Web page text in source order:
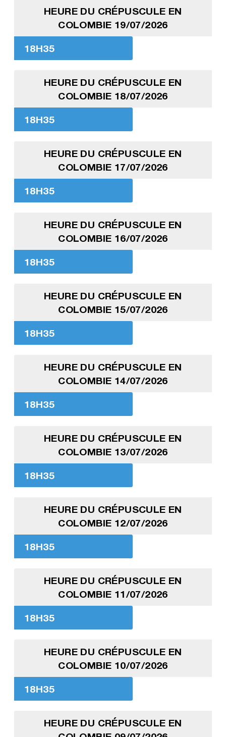
HEURE DU CRÉPUSCULE EN
COLOMBIE 19/07/2026
18H35
HEURE DU CRÉPUSCULE EN
COLOMBIE 18/07/2026
18H35
HEURE DU CRÉPUSCULE EN
COLOMBIE 17/07/2026
18H35
HEURE DU CRÉPUSCULE EN
COLOMBIE 16/07/2026
18H35
HEURE DU CRÉPUSCULE EN
COLOMBIE 15/07/2026
18H35
HEURE DU CRÉPUSCULE EN
COLOMBIE 14/07/2026
18H35
HEURE DU CRÉPUSCULE EN
COLOMBIE 13/07/2026
18H35
HEURE DU CRÉPUSCULE EN
COLOMBIE 12/07/2026
18H35
HEURE DU CRÉPUSCULE EN
COLOMBIE 11/07/2026
18H35
HEURE DU CRÉPUSCULE EN
COLOMBIE 10/07/2026
18H35
HEURE DU CRÉPUSCULE EN